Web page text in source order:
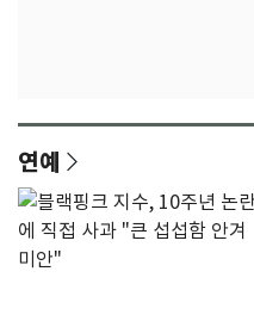
연예